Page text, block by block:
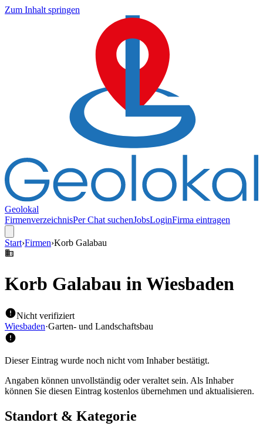
Zum Inhalt springen
Geolokal
FirmenverzeichnisPer Chat suchenJobsLoginFirma eintragen
Start›Firmen›Korb Galabau
Korb Galabau in Wiesbaden
Nicht verifiziert
Wiesbaden·Garten- und Landschaftsbau
Dieser Eintrag wurde noch nicht vom Inhaber bestätigt.
Angaben können unvollständig oder veraltet sein. Als Inhaber
können Sie diesen Eintrag kostenlos übernehmen und aktualisieren.
Standort & Kategorie